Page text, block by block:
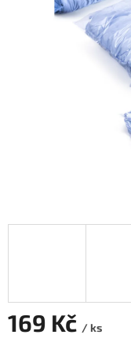
169 Kč / ks